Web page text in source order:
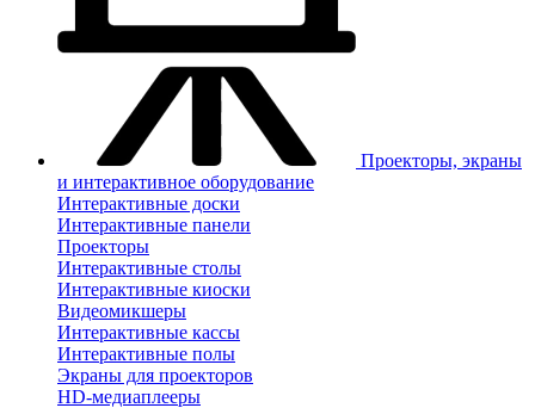
Проекторы, экраны
и интерактивное оборудование
Интерактивные доски
Интерактивные панели
Проекторы
Интерактивные столы
Интерактивные киоски
Видеомикшеры
Интерактивные кассы
Интерактивные полы
Экраны для проекторов
HD-медиаплееры